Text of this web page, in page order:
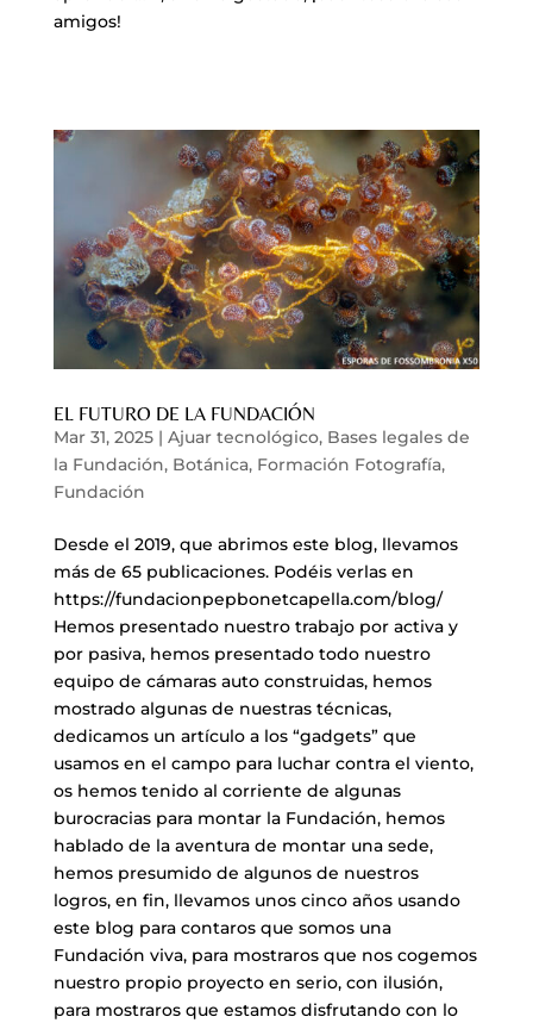
amigos!
EL FUTURO DE LA FUNDACIÓN
Mar 31, 2025| Ajuar tecnológico, Bases legales de
la Fundación, Botánica, Formación Fotografía,
Fundación
Desde el 2019, que abrimos este blog, llevamos
más de 65 publicaciones. Podéis verlas en
https://fundacionpepbonetcapella.com/blog/
Hemos presentado nuestro trabajo por activa y
por pasiva, hemos presentado todo nuestro
equipo de cámaras auto construidas, hemos
mostrado algunas de nuestras técnicas,
dedicamos un artículo a los “gadgets” que
usamos en el campo para luchar contra el viento,
os hemos tenido al corriente de algunas
burocracias para montar la Fundación, hemos
hablado de la aventura de montar una sede,
hemos presumido de algunos de nuestros
logros, en fin, llevamos unos cinco años usando
este blog para contaros que somos una
Fundación viva, para mostraros que nos cogemos
nuestro propio proyecto en serio, con ilusión,
para mostraros que estamos disfrutando con lo